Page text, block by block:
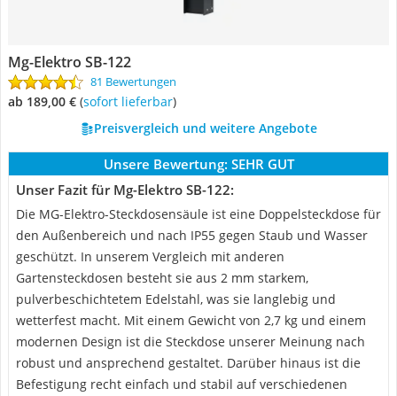
Mg-Elektro ‎SB-122
81 Bewertungen
ab 189,00 € ( Sofort lieferbar)
Preisvergleich und weitere Angebote
Unsere Bewertung: SEHR GUT
Unser Fazit für Mg-Elektro ‎SB-122:
Die MG-Elektro-Steckdosensäule ist eine Doppelsteckdose für
den Außenbereich und nach IP55 gegen Staub und Wasser
geschützt. In unserem Vergleich mit anderen
Gartensteckdosen besteht sie aus 2 mm starkem,
pulverbeschichtetem Edelstahl, was sie langlebig und
wetterfest macht. Mit einem Gewicht von 2,7 kg und einem
modernen Design ist die Steckdose unserer Meinung nach
robust und ansprechend gestaltet. Darüber hinaus ist die
Befestigung recht einfach und stabil auf verschiedenen